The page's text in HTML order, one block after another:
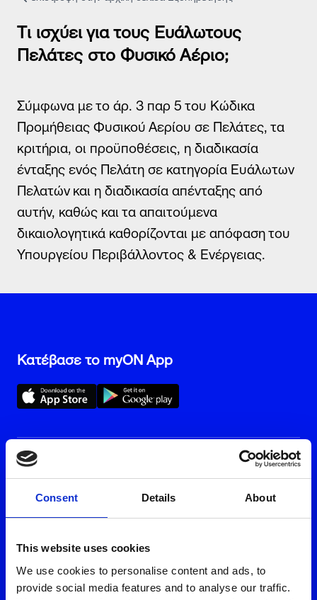
Consent Details About
This website uses cookies
We use cookies to personalise content and ads, to
provide social media features and to analyse our traffic.
Χρήσιμα Έντυπα
Χρήσιμα links
Σημεία Πληρωμής λογαριασμών
Πείτε μας την άποψή σας
Τι ισχύει για τους Ευάλωτους
Πελάτες στο Φυσικό Αέριο;
Σύμφωνα με το άρ. 3 παρ 5 του Κώδικα
Προμήθειας Φυσικού Αερίου σε Πελάτες, τα
κριτήρια, οι προϋποθέσεις, η διαδικασία
ένταξης ενός Πελάτη σε κατηγορία Ευάλωτων
Πελατών και η διαδικασία απένταξης από
αυτήν, καθώς και τα απαιτούμενα
δικαιολογητικά καθορίζονται με απόφαση του
Υπουργείου Περιβάλλοντος & Ενέργειας.
Φόρμα εκδήλωσης ενδιαφέροντος
Όνομα
Επίθετο
Τηλέφωνο *
Κατέβασε το myON App
Επισκέψου ένα από τα καταστήματά
μας
Ομάδα Εξυπηρέτησης
11 300